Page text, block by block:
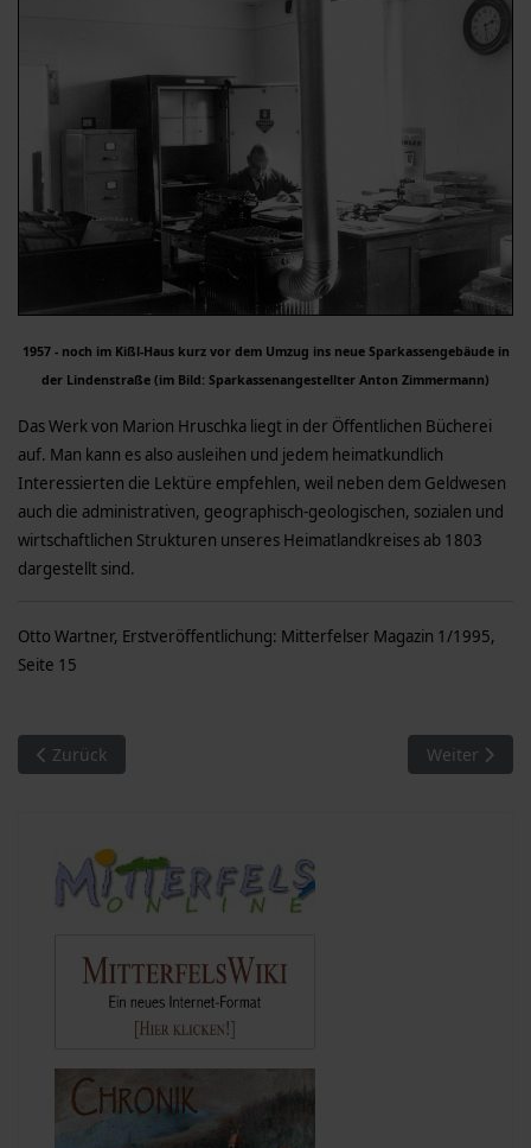
1957 - noch im Kißl-Haus kurz vor dem Umzug ins neue Sparkassengebäude in
der Lindenstraße (im Bild: Sparkassenangestellter Anton Zimmermann)
Das Werk von Marion Hruschka liegt in der Öffentlichen Bücherei
auf. Man kann es also ausleihen und jedem heimatkundlich
Interessierten die Lektüre empfehlen, weil neben dem Geldwesen
auch die administrativen, geographisch-geologischen, sozialen und
wirtschaftlichen Strukturen unseres Heimatlandkreises ab 1803
dargestellt sind.
Otto Wartner, Erstveröffentlichung: Mitterfelser Magazin 1/1995,
Seite 15
Vorheriger Beitrag: Qualifikation zur bayerischen
Zurück Nächster
Weiter